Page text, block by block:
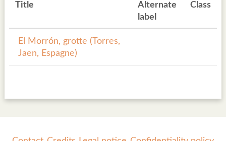
Title
Alternate
label
Class
El Morrón, grotte (Torres,
Jaen, Espagne)